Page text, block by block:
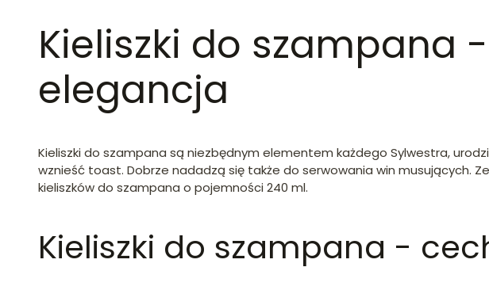
Kieliszki do szampana
elegancja
Kieliszki do szampana są niezbędnym elementem każdego Sylwestra,
wznieść toast. Dobrze nadadzą się także do serwowania win musujących.
kieliszków do szampana o pojemności 240 ml.
Kieliszki do szampana -